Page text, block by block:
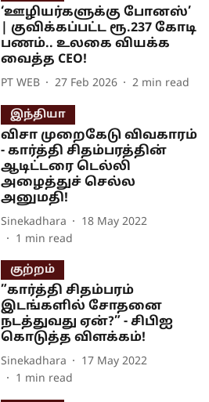
‘ஊழியர்களுக்கு போனஸ்’
| குவிக்கப்பட்ட ரூ.237 கோடி
பணம்.. உலகை வியக்க
வைத்த CEO!
PT WEB 27 Feb 2026 2 min read
இந்தியா
விசா முறைகேடு விவகாரம்
- கார்த்தி சிதம்பரத்தின்
ஆடிட்டரை டெல்லி
அழைத்துச் செல்ல
அனுமதி!
Sinekadhara
18 May 2022
1 min read
குற்றம்
”கார்த்தி சிதம்பரம்
இடங்களில் சோதனை
நடத்துவது ஏன்?” - சிபிஐ
கொடுத்த விளக்கம்!
Sinekadhara
17 May 2022
1 min read